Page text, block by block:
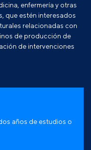
enfermería y otras
que estén interesados
relacionadas con
de producción de
de intervenciones
años de estudios o